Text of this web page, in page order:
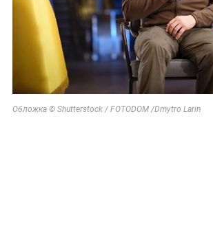
Обложка © Shutterstock / FOTODOM /Dmytro Larin